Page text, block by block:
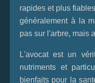
rapides et plus
généralement à la
pas sur l'arbre, mais
L'avocat est un
nutriments et
bienfaits pour la